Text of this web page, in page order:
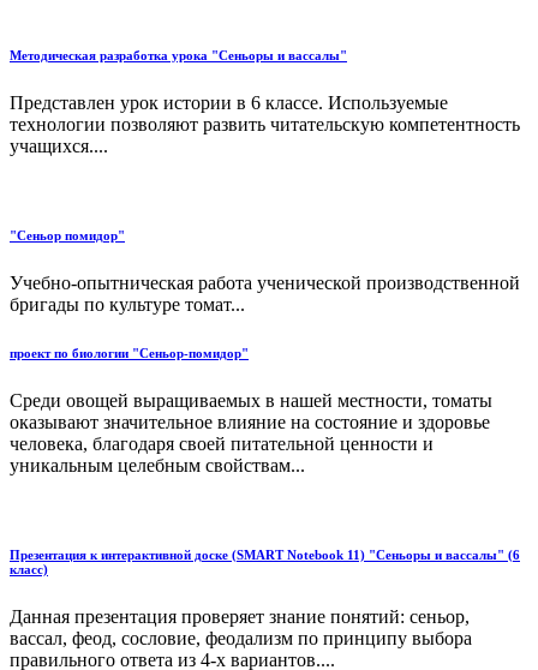
Методическая разработка урока "Сеньоры и вассалы"
Представлен урок истории в 6 классе. Используемые
технологии позволяют развить читательскую компетентность
учащихся....
"Сеньор помидор"
Учебно-опытническая работа ученической производственной
бригады по культуре томат...
проект по биологии "Сеньор-помидор"
Среди овощей выращиваемых в нашей местности, томаты
оказывают значительное влияние на состояние и здоровье
человека, благодаря своей питательной ценности и
уникальным целебным свойствам...
Презентация к интерактивной доске (SMART Notebook 11) "Сеньоры и вассалы" (6
класс)
Данная презентация проверяет знание понятий: сеньор,
вассал, феод, сословие, феодализм по принципу выбора
правильного ответа из 4-х вариантов....